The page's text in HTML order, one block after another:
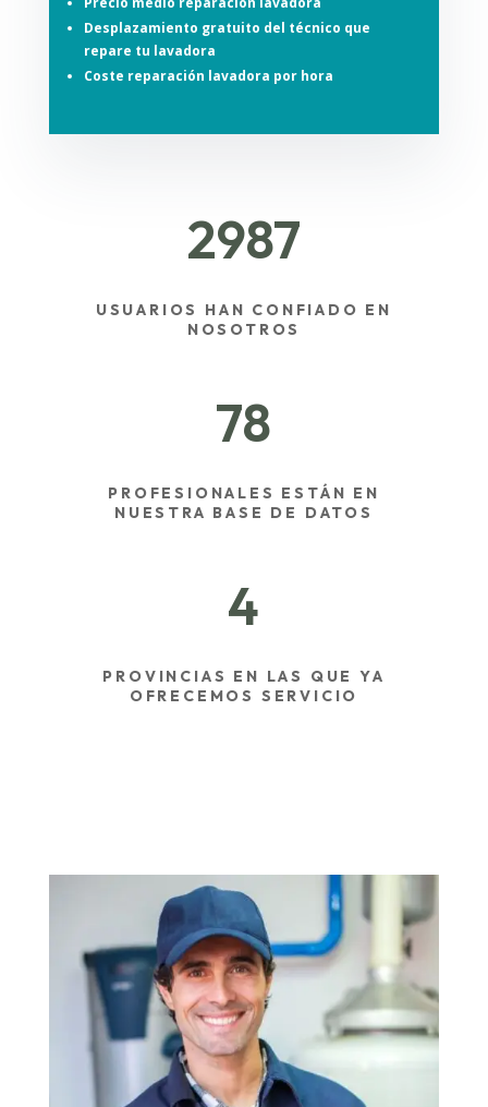
Desplazamiento gratuito del técnico que
repare tu lavadora
Coste reparación lavadora por hora
2987
USUARIOS HAN CONFIADO EN
NOSOTROS
78
PROFESIONALES ESTÁN EN
NUESTRA BASE DE DATOS
4
PROVINCIAS EN LAS QUE YA
OFRECEMOS SERVICIO